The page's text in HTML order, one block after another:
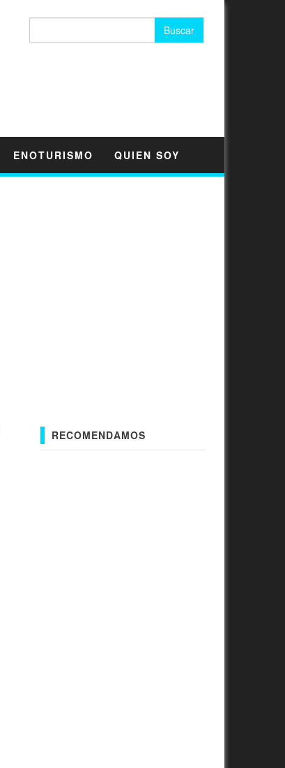
ENOTURISMO QUIEN SOY
RECOMENDAMOS